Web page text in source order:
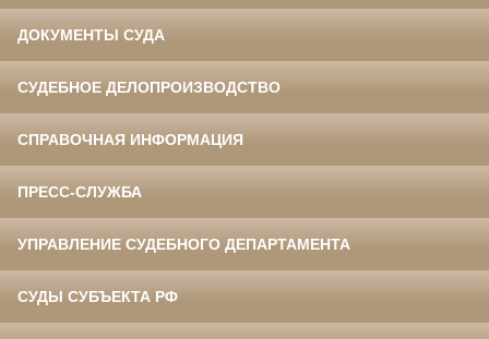
ДОКУМЕНТЫ СУДА
СУДЕБНОЕ ДЕЛОПРОИЗВОДСТВО
СПРАВОЧНАЯ ИНФОРМАЦИЯ
ПРЕСС-СЛУЖБА
УПРАВЛЕНИЕ СУДЕБНОГО ДЕПАРТАМЕНТА
СУДЫ СУБЪЕКТА РФ